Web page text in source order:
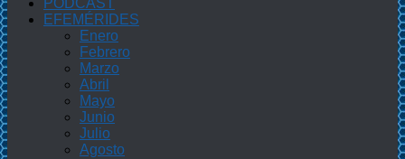
PODCAST
EFEMÉRIDES
Enero
Febrero
Marzo
Abril
Mayo
Junio
Julio
Agosto